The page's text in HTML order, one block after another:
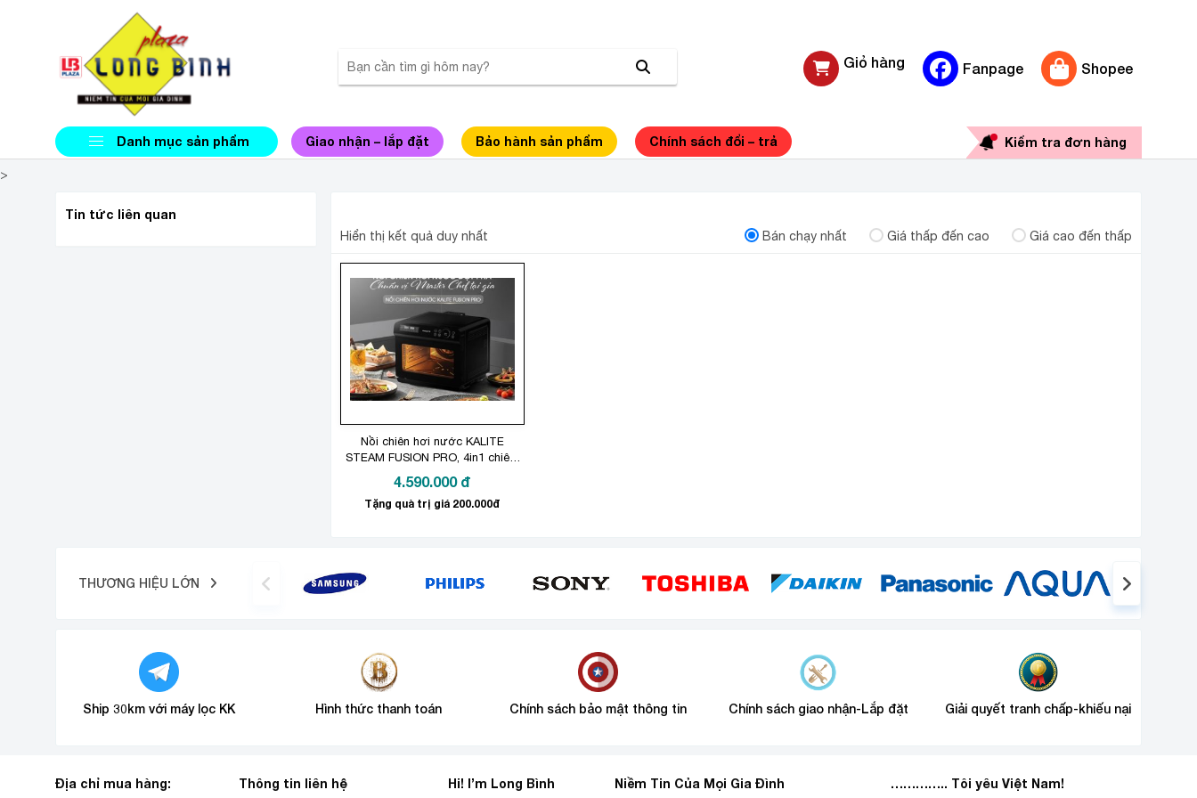
Giỏ hàng Fanpage Shopee
Danh mục sản phẩm Giao nhận – lắp đặt Bảo hành sản phẩm Chính sách đổi – trả Kiểm tra đơn hàng
>
Hiển thị kết quả duy nhất Bán chạy nhất Giá thấp đến cao Giá cao đến thấp
Nồi chiên hơi nước KALITE
STEAM FUSION PRO, 4in1 chiên,
hấp, nướng, rã đông, 20 lít
4.590.000 đ
Tặng quà trị giá 200.000đ
Tin tức liên quan
THƯƠNG HIỆU LỚN
Ship 30km với máy lọc KK Hình thức thanh toán Chính sách bảo mật thông tin Chính sách giao nhận-Lắp đặt Giải quyết tranh chấp-khiếu nại
Địa chỉ mua hàng: Thông tin liên hệ Hi! I’m Long Bình Niềm Tin Của Mọi Gia Đình ………….. Tôi yêu Việt Nam!